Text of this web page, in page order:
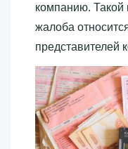
компанию. Такой
жалоба
представителей